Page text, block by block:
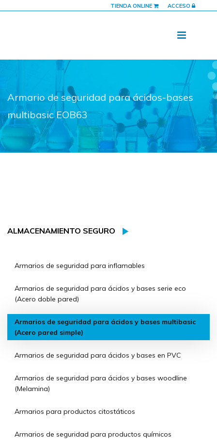
TIENDA ONLINE ACCESO
Armario de seguridad para ácidos-bases
multibasic EOB63
ALMACENAMIENTO SEGURO
Armarios de seguridad para inflamables
Armarios de seguridad para ácidos y bases serie eco
(Acero doble pared)
Armarios de seguridad para ácidos y bases multibasic
(Acero pared simple)
Armarios de seguridad para ácidos y bases en PVC
Armarios de seguridad para ácidos y bases woodline
(Melamina)
Armarios para productos citostáticos
Armarios de seguridad para productos químicos